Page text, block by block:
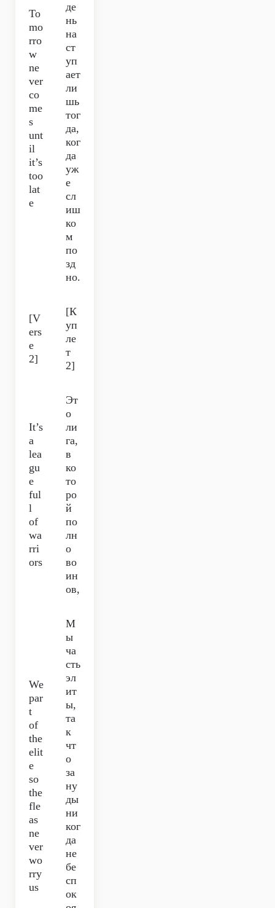
To
mo
rro
w
ne
ver
co
me
s
unt
il
it’s
too
lat
e
де
нь
на
ст
уп
ает
ли
шь
тог
да,
ког
да
уж
е
сл
иш
ко
м
по
зд
но.
[V
ers
e
2]
[К
уп
ле
т
2]
It’s
a
lea
gu
e
ful
l
of
wa
rri
ors
Эт
о
ли
га,
в
ко
то
ро
й
по
лн
о
во
ин
ов,
We
par
t
of
the
elit
e
so
the
fle
as
ne
ver
wo
rry
us
М
ы
ча
сть
эл
ит
ы,
та
к
чт
о
за
ну
ды
ни
ког
да
не
бе
сп
ок